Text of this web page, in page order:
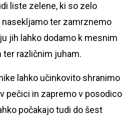
liste zelene, ki so zelo
nasekljamo ter zamrznemo
jih lahko dodamo k mesnim
različnim juham.
lahko učinkovito shranimo
pečici in zapremo v posodico
počakajo tudi do šest